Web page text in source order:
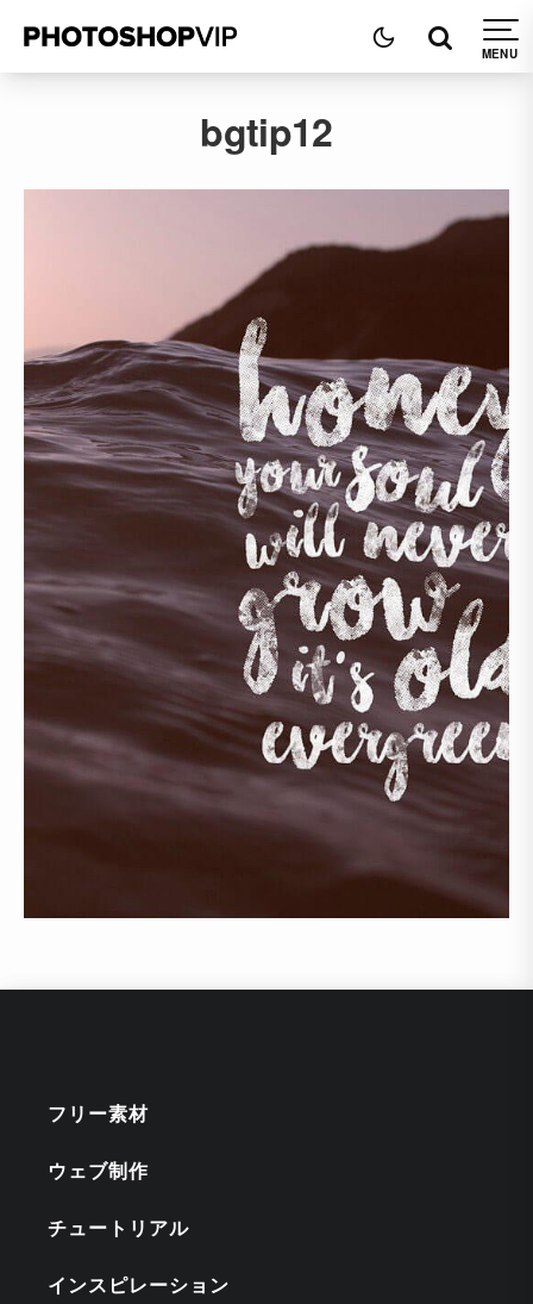
bgtip12
フリー素材
ウェブ制作
チュートリアル
インスピレーション